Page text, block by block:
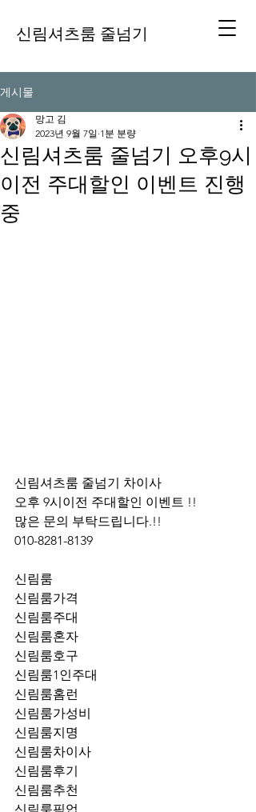
신림셔츠룸 줄넘기
게시물
신림셔츠룸 줄넘기 오후9시
이전 주대할인 이벤트 진행
중
망고 김
2023년 9월 7일 1분 분량
신림셔츠룸 줄넘기 차이사
오후 9시이전 주대할인 이벤트 !!
많은 문의 부탁드립니다.!!
010-8281-8139
신림룸
신림룸가격
신림룸주대
신림룸혼자
신림룸호구
신림룸1인주대
신림룸홈런
신림룸가성비
신림룸지명
신림룸차이사
신림룸후기
신림룸추천